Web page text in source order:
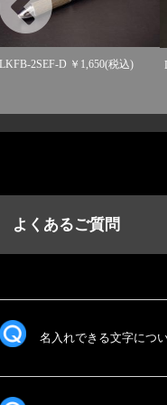
LKFB-2SEF-D ￥1,650(税込)
よくあるご質問
名入れできる文字につ